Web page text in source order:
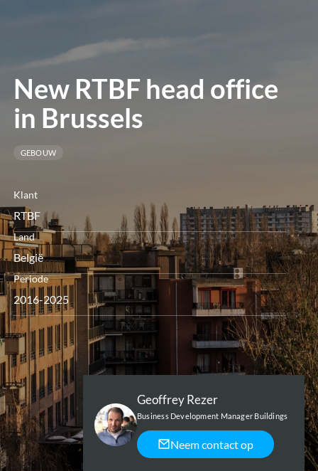
New RTBF head office
in Brussels
GEBOUW
Klant
RTBF
Land
België
Periode
2016-2025
Geoffrey Rezer
Business Development Manager Buildings
Neem contact op